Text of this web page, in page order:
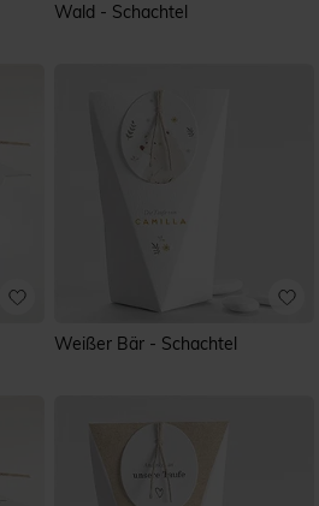
Wald - Schachtel
Weißer Bär - Schachtel